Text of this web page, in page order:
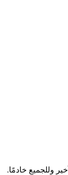
وللجميع خادمًا.